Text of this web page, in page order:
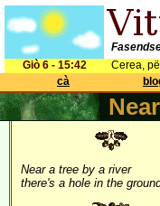
Giò 6 - 15:42
Cerea,
cà
Near a tree by a river
there's a hole in the